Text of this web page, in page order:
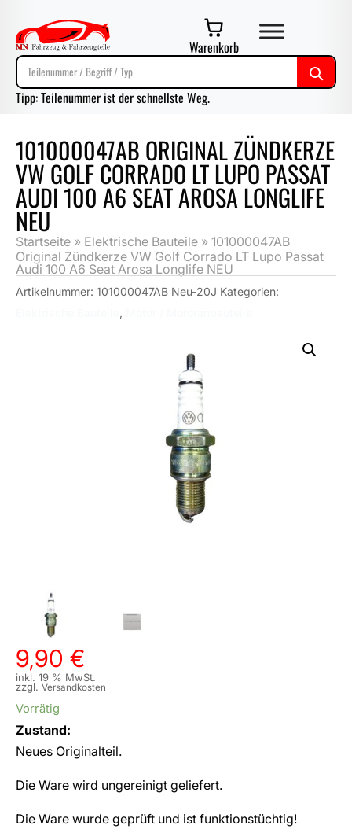
Warenkorb
Tipp: Teilenummer ist der schnellste Weg.
101000047AB ORIGINAL ZÜNDKERZE
VW GOLF CORRADO LT LUPO PASSAT
AUDI 100 A6 SEAT AROSA LONGLIFE
NEU
Startseite » Elektrische Bauteile » 101000047AB
Original Zündkerze VW Golf Corrado LT Lupo Passat
Audi 100 A6 Seat Arosa Longlife NEU
Artikelnummer: 101000047AB Neu-20J Kategorien:
,
9,90 €
inkl. 19 % MwSt.
zzgl. Versandkosten
Vorrätig
Zustand:
Neues Originalteil.
Die Ware wird ungereinigt geliefert.
Die Ware wurde geprüft und ist funktionstüchtig!